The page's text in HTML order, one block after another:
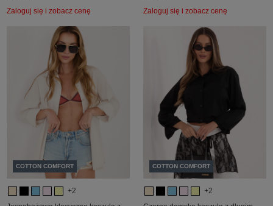
Zaloguj się i zobacz cenę Zaloguj się i zobacz cenę
COTTON COMFORT
+2
COTTON COMFORT
+2